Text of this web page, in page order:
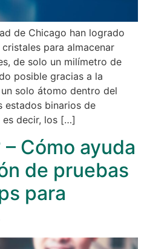
de Chicago han logrado
para almacenar
de solo un milímetro de
posible gracias a la
solo átomo dentro del
estados binarios de
es decir, los […]
Cómo ayuda
de pruebas
para